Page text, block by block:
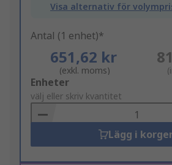
Visa alternativ för
Antal (1 enhet)*
651,62 kr
(exkl. moms)
Add
to
Basket
Enheter
välj eller skriv kvantitet
Lägg i